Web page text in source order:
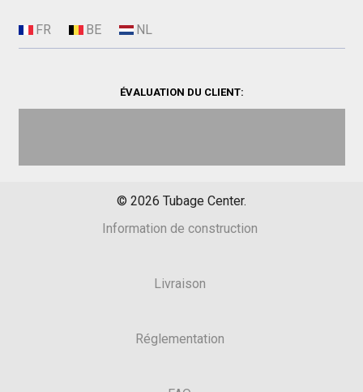
ÉVALUATION DU CLIENT:
© 2026 Tubage Center.
Information de construction
Livraison
Réglementation